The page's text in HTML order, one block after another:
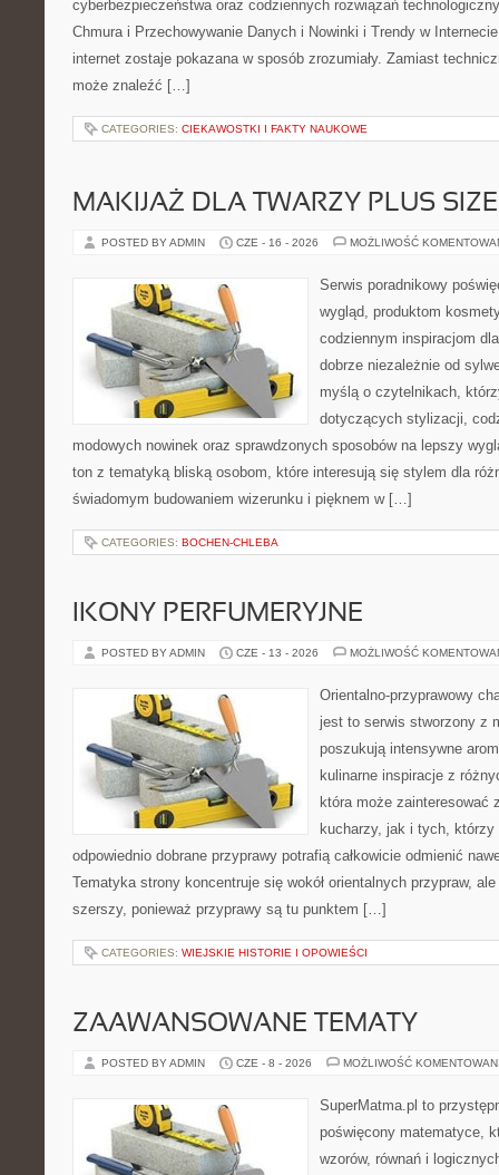
cyberbezpieczeństwa oraz codziennych rozwiązań
Chmura i Przechowywanie Danych i Nowinki i Trendy w
internet zostaje pokazana w sposób zrozumiały. Zamiast
może znaleźć […]
CATEGORIES: CIEKAWOSTKI I FAKTY NAUKOWE
MAKIJAŻ DLA TWARZY PLUS SIZE
POSTED BY ADMIN CZE - 16 - 2026 MOŻLIWOŚĆ
Serwis poradnikowy
wygląd, produktom
codziennym inspiracjom
dobrze niezależnie od
myślą o czytelnikach,
dotyczących stylizacji,
modowych nowinek oraz sprawdzonych sposobów na lepszy
ton z tematyką bliską osobom, które interesują się stylem dla
świadomym budowaniem wizerunku i pięknem w […]
CATEGORIES: BOCHEN-CHLEBA
IKONY PERFUMERYJNE
POSTED BY ADMIN CZE - 13 - 2026 MOŻLIWOŚĆ
Orientalno-przyprawowy
jest to serwis stworzony z
poszukują intensywne
kulinarne inspiracje z
która może zainteresować
kucharzy, jak i tych, którzy
odpowiednio dobrane przyprawy potrafią całkowicie odmienić
Tematyka strony koncentruje się wokół orientalnych przypraw,
szerszy, ponieważ przyprawy są tu punktem […]
CATEGORIES: WIEJSKIE HISTORIE I OPOWIEŚCI
ZAAWANSOWANE TEMATY
POSTED BY ADMIN CZE - 8 - 2026 MOŻLIWOŚĆ
SuperMatma.pl to
poświęcony matematyce,
wzorów, równań i